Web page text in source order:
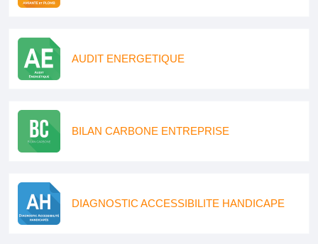
AUDIT ENERGETIQUE
BILAN CARBONE ENTREPRISE
DIAGNOSTIC ACCESSIBILITE HANDICAPE